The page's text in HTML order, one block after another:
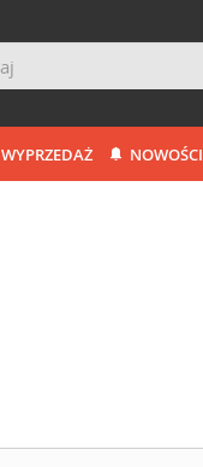
WYPRZEDAŻ NOWOŚCI